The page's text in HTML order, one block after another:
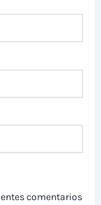
comentarios